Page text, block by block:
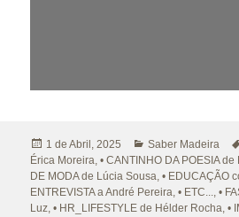
Publicado
a
1 de Abril, 2025 Categorias
Saber Madeira
Érica Moreira,• CANTINHO DA POESIA
DE MODA de Lúcia Sousa,• EDUCAÇÃO
ENTREVISTA a André Pereira,• ETC...,•
Luz,• HR_LIFESTYLE de Hélder Rocha,•